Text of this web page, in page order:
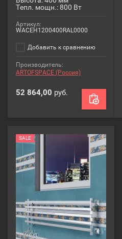
Тепл. мощн.: 800 Вт
Артикул:
WACEH1200400RAL0000
Добавить к сравнению
Производитель:
ARTOFSPACE (Россия)
52 864,00 руб.
SALE